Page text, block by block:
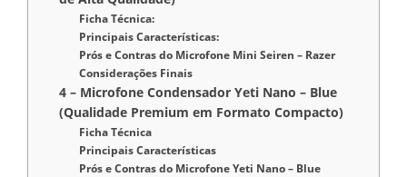
Ficha Técnica:
Principais Características:
Prós e Contras do Microfone Mini Seiren – Razer
Considerações Finais
4 – Microfone Condensador Yeti Nano – Blue
(Qualidade Premium em Formato Compacto)
Ficha Técnica
Principais Características
Prós e Contras do Microfone Yeti Nano – Blue